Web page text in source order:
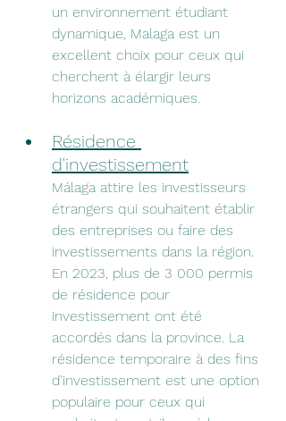
un environnement étudiant
dynamique, Malaga est un
excellent choix pour ceux qui
cherchent à élargir leurs
horizons académiques.
Résidence
d'investissement
Málaga attire les investisseurs
étrangers qui souhaitent établir
des entreprises ou faire des
investissements dans la région.
En 2023, plus de 3 000 permis
de résidence pour
investissement ont été
accordés dans la province. La
résidence temporaire à des fins
d'investissement est une option
populaire pour ceux qui